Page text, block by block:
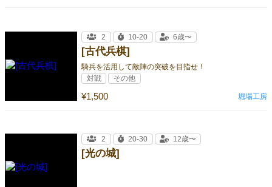
[古代兵棋]
騎兵を活用して敵陣の突破を目指せ！
¥1,500
2 10-20 6歳〜
対戦 その他
堀場工房
[光の城]
2 20-30 12歳〜